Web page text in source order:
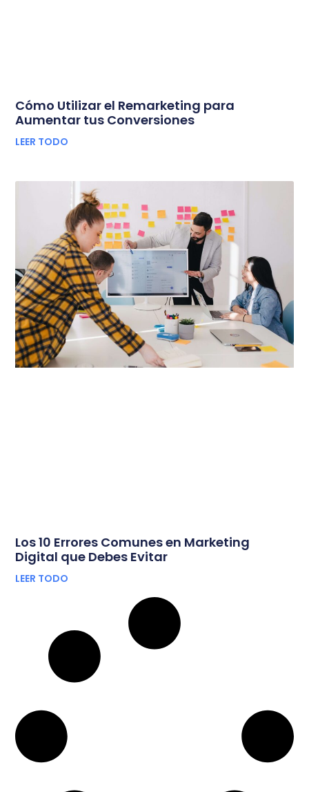
Cómo Utilizar el Remarketing para
Aumentar tus Conversiones
LEER TODO
Los 10 Errores Comunes en Marketing
Digital que Debes Evitar
LEER TODO